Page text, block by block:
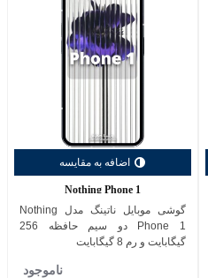
اضافه به مقایسه
Nothing Phone 1
گوشی موبایل ناتینگ مدل Nothing
Phone 1 دو سیم حافظه 256
گیگابایت و رم 8 گیگابایت
ناموجود